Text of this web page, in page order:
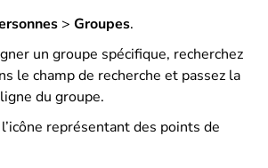
> Groupes.
un groupe spécifique, recherchez
le champ de recherche et passez la
du groupe.
représentant des points de